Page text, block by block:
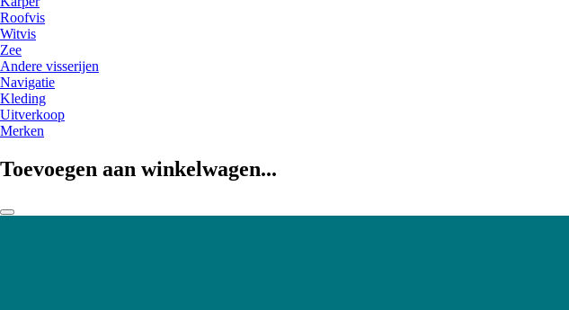
Roofvis
Witvis
Zee
Andere visserijen
Navigatie
Kleding
Uitverkoop
Merken
Toevoegen aan winkelwagen...